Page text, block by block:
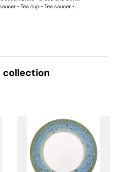
• Tea cup • Tea saucer •
• Salad serving bowl • 2-tier cake
flexible. We can update the
collection